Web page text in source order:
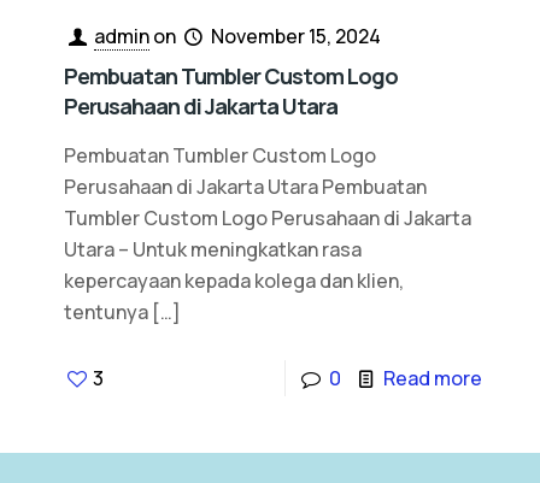
adminon November 15, 2024
Pembuatan Tumbler Custom Logo
Perusahaan di Jakarta Utara
Pembuatan Tumbler Custom Logo
Perusahaan di Jakarta Utara Pembuatan
Tumbler Custom Logo Perusahaan di Jakarta
Utara – Untuk meningkatkan rasa
kepercayaan kepada kolega dan klien,
tentunya […]
3 0 Read more